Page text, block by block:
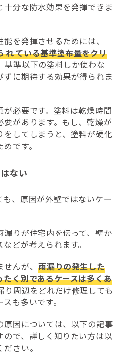
分な防水効果を発揮できま
を発揮させるためには、
れている基準塗布量をクリ
基準以下の塗料しか使わな
に期待する効果が得られま
が必要です。塗料は乾燥時間
要があります。もし、乾燥が
してしまうと、塗料が硬化
です。
ない
、原因が外壁ではないケー
漏りが住宅内を伝って、壁か
どが考えられます。
せんが、雨漏りの発生した
く別であるケースは多くあ
り周辺をどれだけ修理しても
も多いです。
原因については、以下の記事
で、詳しく知りたい方は以
さい。